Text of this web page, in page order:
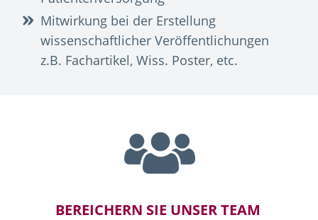
Mitwirkung bei der Erstellung
wissenschaftlicher Veröffentlichungen
z.B. Fachartikel, Wiss. Poster, etc.
BEREICHERN SIE UNSER TEAM